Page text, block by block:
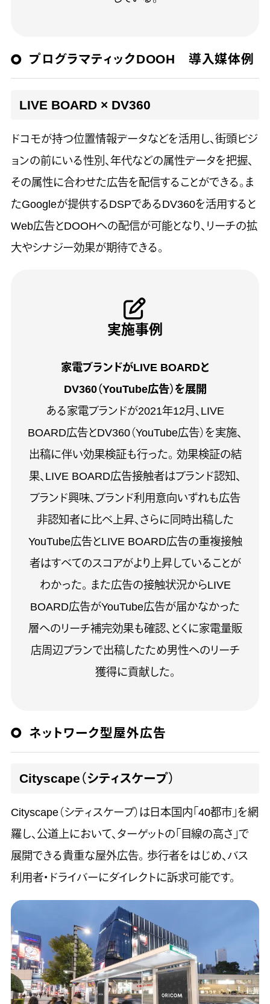
プログラマティックDOOH 導入媒体例
LIVE BOARD × DV360
ドコモが持つ位置情報データなどを活用し、街頭ビジ
ョンの前にいる性別、年代などの属性データを把握、
その属性に合わせた広告を配信することができる。ま
たGoogleが提供するDSPであるDV360を活用すると
Web広告とDOOHへの配信が可能となり、リーチの拡
大やシナジー効果が期待できる。
実施事例
家電ブランドがLIVE BOARDと
DV360（YouTube広告）を展開
ある家電ブランドが2021年12月、LIVE
BOARD広告とDV360（YouTube広告）を実施、
出稿に伴い効果検証も行った。 効果検証の結
果、LIVE BOARD広告接触者はブランド認知、
ブランド興味、ブランド利用意向いずれも広告
非認知者に比べ上昇、さらに同時出稿した
YouTube広告とLIVE BOARD広告の重複接触
者はすべてのスコアがより上昇していることが
わかった。 また広告の接触状況からLIVE
BOARD広告がYouTube広告が届かなかった
層へのリーチ補完効果も確認、とくに家電量販
店周辺プランで出稿したため男性へのリーチ
獲得に貢献した。
ネットワーク型屋外広告
Cityscape（シティスケープ）
Cityscape（シティスケープ）は日本国内「40都市」を網
羅し、公道上において、ターゲットの「目線の高さ」で
展開できる貴重な屋外広告。 歩行者をはじめ、バス
利用者・ドライバーにダイレクトに訴求可能です。